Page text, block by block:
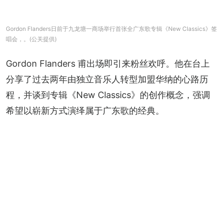
Gordon Flanders日前于九龙塘一商场举行首张全广东歌专辑《New Classics》签
唱会，。(公关提供)
Gordon Flanders 甫出场即引来粉丝欢呼。他在台上
分享了过去两年由独立音乐人转型加盟华纳的心路历
程，并谈到专辑《New Classics》的创作概念，强调
希望以崭新方式演绎属于广东歌的经典。